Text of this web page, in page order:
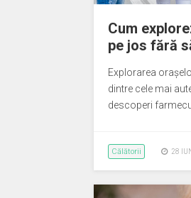
Cum
pe jos fără
Explorarea
dintre cele mai
descoperi
Călătorii 28